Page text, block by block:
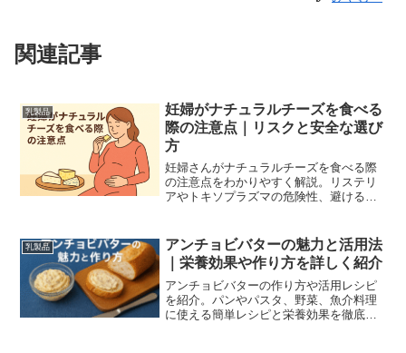
関連記事
乳製品
妊婦がナチュラルチーズを食べる
際の注意点｜リスクと安全な選び
方
妊婦さんがナチュラルチーズを食べる際
の注意点をわかりやすく解説。リステリ
アやトキソプラズマの危険性、避けるべ
機関の指針にもとづく実用ガイド。妊婦
は医師に相談を推奨します
乳製品
アンチョビバターの魅力と活用法
｜栄養効果や作り方を詳しく紹介
アンチョビバターの作り方や活用レシピ
を紹介。パンやパスタ、野菜、魚介料理
に使える簡単レシピと栄養効果を徹底解